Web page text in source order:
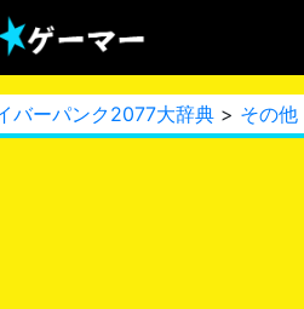
バーパンク2077大辞典 > その他